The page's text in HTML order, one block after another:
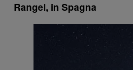
Rangel, in Spagna